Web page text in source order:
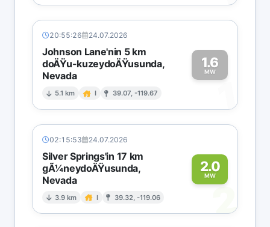
20:55:26 24.07.2026
Johnson Lane'nin 5 km
doÄŸu-kuzeydoÄŸusunda,
Nevada
5.1 km I 39.07, -119.67
1.6
MW
1
02:15:53 24.07.2026
Silver Springs'in 17 km
gÃ¼neydoÄŸusunda,
Nevada
3.9 km I 39.32, -119.06
2.0
MW
2